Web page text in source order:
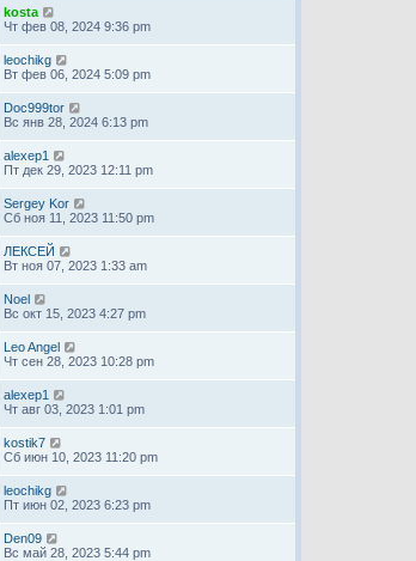
kosta
Чт фев 08, 2024 9:36 pm
leochikg
Вт фев 06, 2024 5:09 pm
Doc999tor
Вс янв 28, 2024 6:13 pm
alexep1
Пт дек 29, 2023 12:11 pm
Sergey Kor
Сб ноя 11, 2023 11:50 pm
ЛЕКСЕЙ
Вт ноя 07, 2023 1:33 am
Noel
Вс окт 15, 2023 4:27 pm
Leo Angel
Чт сен 28, 2023 10:28 pm
alexep1
Чт авг 03, 2023 1:01 pm
kostik7
Сб июн 10, 2023 11:20 pm
leochikg
Пт июн 02, 2023 6:23 pm
Den09
Вс май 28, 2023 5:44 pm